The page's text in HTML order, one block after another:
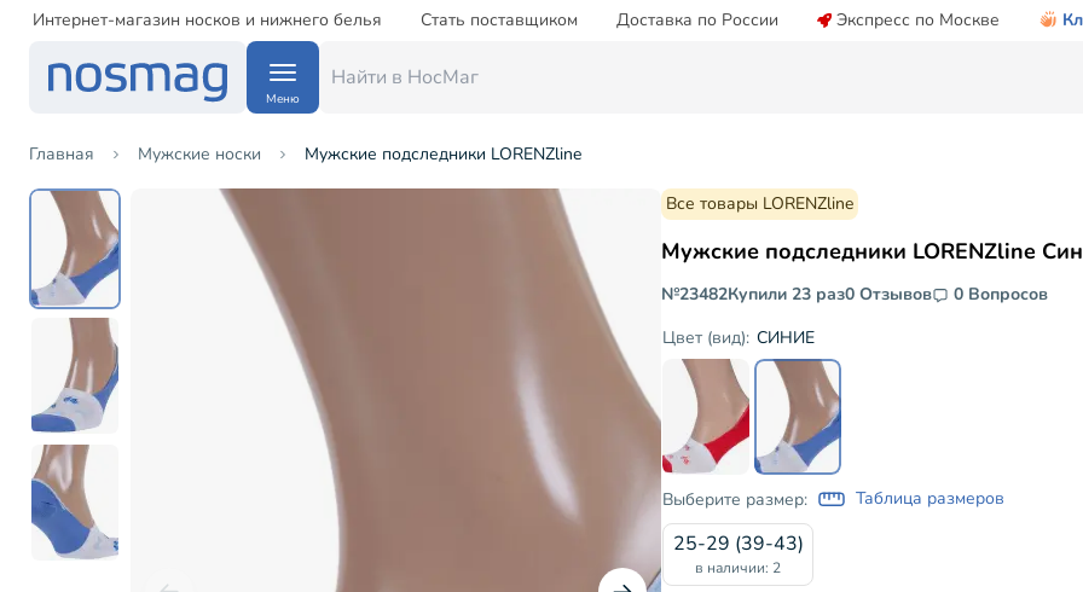
Интернет-магазин носков и нижнего белья Стать поставщиком Доставка по России Экспресс по Москве
Меню
Главная Мужские носки Мужские подследники LORENZline
Все товары LORENZline
Мужские подследники LORENZline
№23482Купили 23 раз0 Отзывов
0 Вопросов
Цвет (вид): СИНИЕ
Выберите размер: Таблица размеров
25-29 (39-43)
в наличии: 2